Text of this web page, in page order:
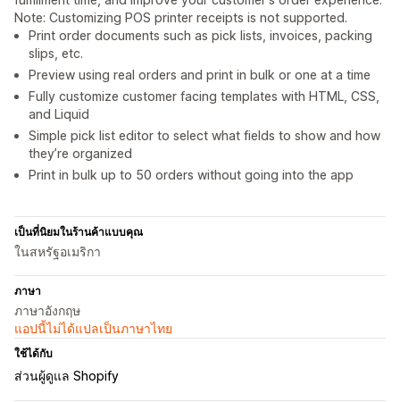
Note: Customizing POS printer receipts is not supported.
Print order documents such as pick lists, invoices, packing
slips, etc.
Preview using real orders and print in bulk or one at a time
Fully customize customer facing templates with HTML, CSS,
and Liquid
Simple pick list editor to select what fields to show and how
they’re organized
Print in bulk up to 50 orders without going into the app
เป็นที่นิยมในร้านค้าแบบคุณ
ในสหรัฐอเมริกา
ภาษา
ภาษาอังกฤษ
แอปนี้ไม่ได้แปลเป็นภาษาไทย
ใช้ได้กับ
ส่วนผู้ดูแล Shopify